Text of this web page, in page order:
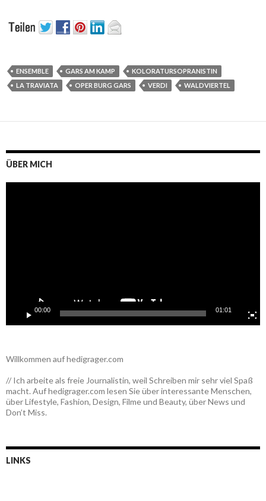
ENSEMBLE GARS AM KAMP
KOLORATURSOPRANISTIN
LA TRAVIATA
OPER BURG GARS VERDI WALDVIERTEL
ÜBER MICH
00:00 01:01
Willkommen auf hedigrager.com
// Ich arbeite als freie Journalistin, weil Schreiben mir sehr viel Spaß
macht. Auf hedigrager.com lesen Sie über interessante Menschen,
über Lifestyle, Fashion, Design, Filme und Beauty, über News und
Don’t Miss.
LINKS